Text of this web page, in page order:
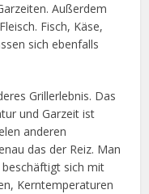
Außerdem
Fisch, Käse,
sich ebenfalls
Grillerlebnis. Das
und Garzeit ist
anderen
das der Reiz. Man
sich mit
Kerntemperaturen